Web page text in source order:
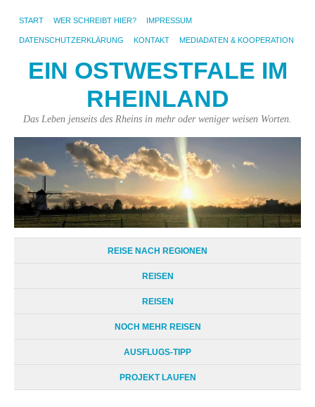
START WER SCHREIBT HIER? IMPRESSUM
DATENSCHUTZERKLÄRUNG KONTAKT MEDIADATEN & KOOPERATION
EIN OSTWESTFALE IM
RHEINLAND
Das Leben jenseits des Rheins in mehr oder weniger weisen Worten.
REISE NACH REGIONEN
REISEN
REISEN
NOCH MEHR REISEN
AUSFLUGS-TIPP
PROJEKT LAUFEN